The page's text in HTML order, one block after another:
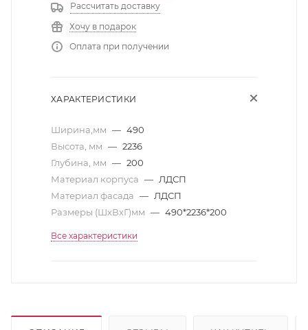
Рассчитать доставку
Хочу в подарок
Оплата при получении
ХАРАКТЕРИСТИКИ
Ширина,мм — 490
Высота, мм — 2236
Глубина, мм — 200
Материал корпуса — ЛДСП
Материал фасада — ЛДСП
Размеры (ШхВхГ)мм — 490*2236*200
Все характеристики